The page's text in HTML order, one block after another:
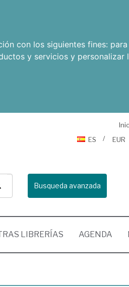
con los siguientes fines:
y servicios y personalizar
ES
EUR
Busqueda avanzada
LIBRERÍAS AGENDA